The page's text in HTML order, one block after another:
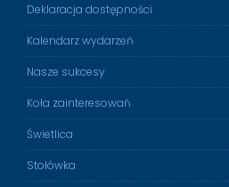
Deklaracja dostępności
Kalendarz wydarzeń
Nasze sukcesy
Koła zainteresowań
Świetlica
Stołówka